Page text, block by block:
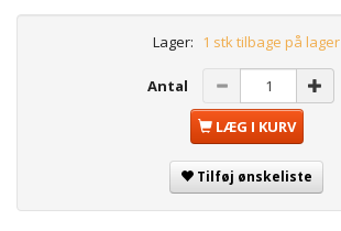
Lager: 1 stk tilbage på lager
Antal
LÆG I KURV
Tilføj ønskeliste